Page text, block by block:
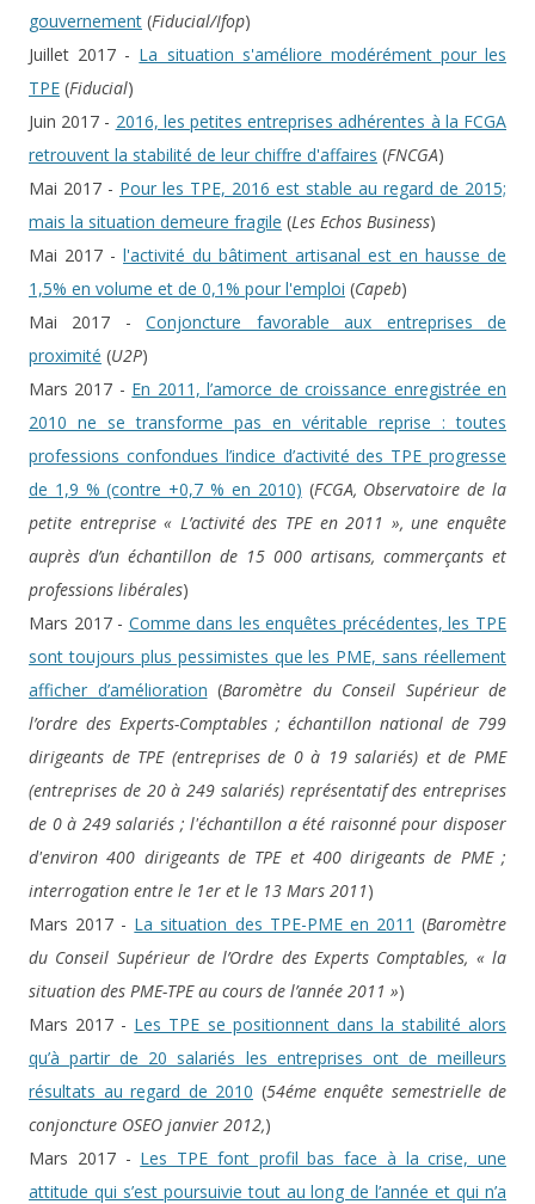
gouvernement (Fiducial/Ifop)
Juillet 2017 - La situation s'améliore modérément pour les
TPE (Fiducial)
Juin 2017 - 2016, les petites entreprises adhérentes à la FCGA
retrouvent la stabilité de leur chiffre d'affaires (FNCGA)
Mai 2017 - Pour les TPE, 2016 est stable au regard de 2015;
mais la situation demeure fragile (Les Echos Business)
Mai 2017 - l'activité du bâtiment artisanal est en hausse de
1,5% en volume et de 0,1% pour l'emploi (Capeb)
Mai 2017 -Conjoncture favorable aux entreprises de
proximité (U2P)
Mars 2017 - En 2011, l’amorce de croissance enregistrée en
2010 ne se transforme pas en véritable reprise : toutes
professions confondues l’indice d’activité des TPE progresse
de 1,9 % (contre +0,7 % en 2010) (FCGA, Observatoire de la
petite entreprise « L’activité des TPE en 2011 », une enquête
auprès d’un échantillon de 15 000 artisans, commerçants et
professions libérales)
Mars 2017 - Comme dans les enquêtes précédentes, les TPE
sont toujours plus pessimistes que les PME, sans réellement
afficher d’amélioration (Baromètre du Conseil Supérieur de
l’ordre des Experts-Comptables ; échantillon national de 799
dirigeants de TPE (entreprises de 0 à 19 salariés) et de PME
(entreprises de 20 à 249 salariés) représentatif des entreprises
de 0 à 249 salariés ; l'échantillon a été raisonné pour disposer
d'environ 400 dirigeants de TPE et 400 dirigeants de PME ;
interrogation entre le 1er et le 13 Mars 2011)
Mars 2017 - La situation des TPE-PME en 2011 (Baromètre
du Conseil Supérieur de l’Ordre des Experts Comptables, « la
situation des PME-TPE au cours de l’année 2011 »)
Mars 2017 - Les TPE se positionnent dans la stabilité alors
qu’à partir de 20 salariés les entreprises ont de meilleurs
résultats au regard de 2010 (54éme enquête semestrielle de
conjoncture OSEO janvier 2012,)
Mars 2017 - Les TPE font profil bas face à la crise, une
attitude qui s’est poursuivie tout au long de l’année et qui n’a